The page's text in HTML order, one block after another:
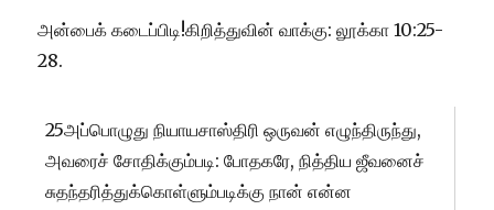
அன்பைக் கடைப்பிடி!கிறித்துவின் வாக்கு: லூக்கா 10:25-
28.
25அப்பொழுது நியாயசாஸ்திரி ஒருவன் எழுந்திருந்து,
அவரைச் சோதிக்கும்படி: போதகரே, நித்திய ஜீவனைச்
சுதந்தரித்துக்கொள்ளும்படிக்கு நான் என்ன